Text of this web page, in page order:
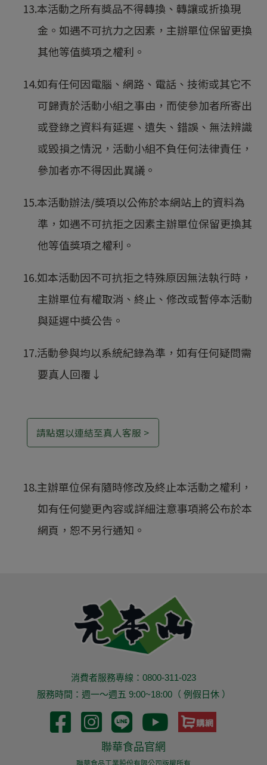
13.本活動之所有獎品不得轉換、轉讓或折換現
金。如遇不可抗力之因素，主辦單位保留更換
其他等值獎項之權利。
14.如有任何因電腦、網路、電話、技術或其它不
可歸責於活動小組之事由，而使參加者所寄出
或登錄之資料有延遲、遺失、錯誤、無法辨識
或毀損之情況，活動小組不負任何法律責任，
參加者亦不得因此異議。
15.本活動辦法/獎項以公佈於本網站上的資料為
準，如遇不可抗拒之因素主辦單位保留更換其
他等值獎項之權利。
16.如本活動因不可抗拒之特殊原因無法執行時，
主辦單位有權取消、終止、修改或暫停本活動
與延遲中獎公告。
17.活動參與均以系統紀錄為準，如有任何疑問需
要真人回覆↓
請點選以連結至真人客服 >
18.主辦單位保有隨時修改及終止本活動之權利，
如有任何變更內容或詳細注意事項將公布於本
網頁，恕不另行通知。
消費者服務專線：0800-311-023
服務時間：週一～週五 9:00~18:00（ 例假日休 ）
聯華食品官網